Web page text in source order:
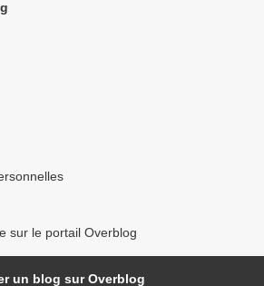
sur le portail Overblog
un blog sur Overblog